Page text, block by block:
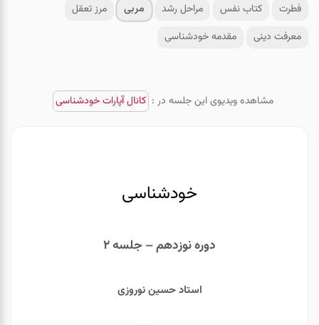
فطرت
کتاب نفس مراحل رشد مربی
مرز تعقل
معرفت دینی
مقدمه خودشناسی
مشاهده ویدیوی این جلسه در : کانال آپارات خودشناسی
خودشناسی
دوره‌ نوزدهم – جلسه‌ ۲
استاد حسین نوروزی